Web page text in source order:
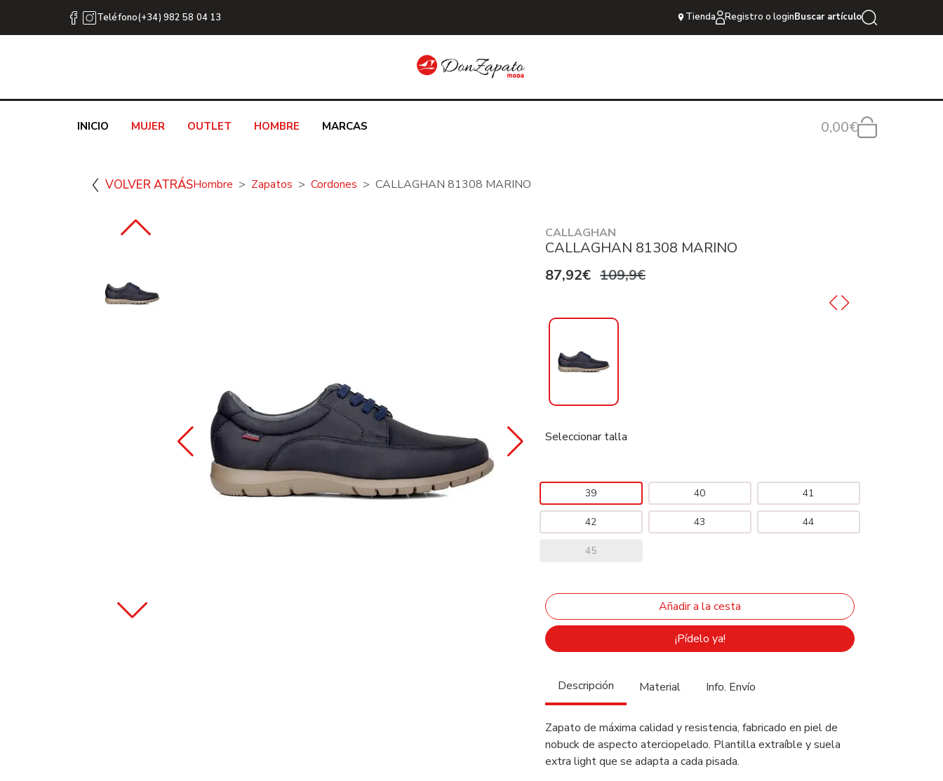
Teléfono(+34) 982 58 04 13 Tienda Registro o loginBuscar artículo
INICIO MUJER OUTLET HOMBRE MARCAS 0,00€
VOLVER ATRÁSHombre Zapatos Cordones CALLAGHAN 81308 MARINO
CALLAGHAN
CALLAGHAN 81308 MARINO
87,92€ 109,9€
Seleccionar talla
39 40 41
42 43 44
45
¡Pídelo ya!
Descripción Material Info. Envío
Zapato de máxima calidad y resistencia, fabricado en piel de
nobuck de aspecto aterciopelado. Plantilla extraíble y suela
extra light que se adapta a cada pisada.